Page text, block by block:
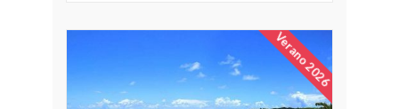
Verano 2026